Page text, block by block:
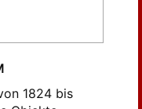
1824 bis